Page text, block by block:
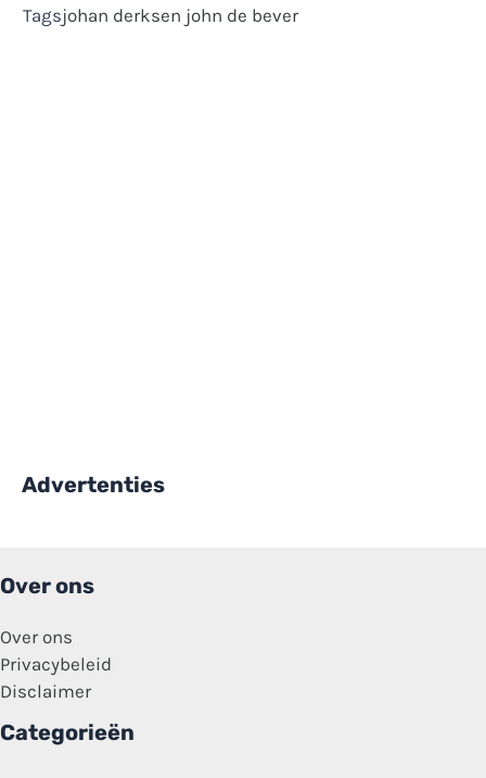
Tagsjohan derksen john de bever
Advertenties
Over ons
Over ons
Privacybeleid
Disclaimer
Categorieën